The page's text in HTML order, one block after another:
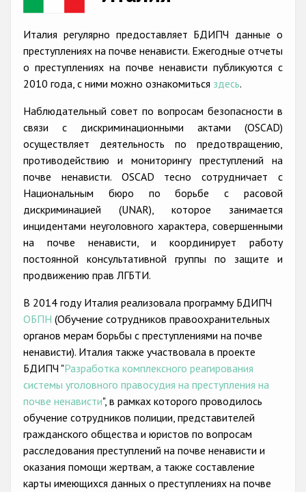
Anti-Roma hate crime
Anti-Semitic hate crime
Other hate crime based on religion or belief
Gender-based hate crime
Anti-LGBTI hate crime
Disability hate crime
Проекты БДИПЧ
Организации гражданского общества
Государства-участники
Италия регулярно предоставляет БДИПЧ данные о
преступлениях на почве ненависти. Ежегодные отчеты
о преступлениях на почве ненависти публикуются с
2010 года, с ними можно ознакомиться здесь.
Наблюдательный совет по вопросам безопасности в
связи с дискриминационными актами (OSCAD)
осуществляет деятельность по предотвращению,
противодействию и мониторингу преступлений на
почве ненависти. OSCAD тесно сотрудничает с
Национальным бюро по борьбе с расовой
дискриминацией (UNAR), которое занимается
инцидентами неуголовного характера, совершенными
на почве ненависти, и координирует работу
постоянной консультативной группы по защите и
продвижению прав ЛГБТИ.
В 2014 году Италия реализовала программу БДИПЧ
ОБПН (Обучение сотрудников правоохранительных
органов мерам борьбы с преступлениями на почве
ненависти). Италия также участвовала в проекте
БДИПЧ "Разработка комплексного реагирования
системы уголовного правосудия на преступления на
почве ненависти", в рамках которого проводилось
обучение сотрудников полиции, представителей
гражданского общества и юристов по вопросам
расследования преступлений на почве ненависти и
оказания помощи жертвам, а также составление
карты имеющихся данных о преступлениях на почве